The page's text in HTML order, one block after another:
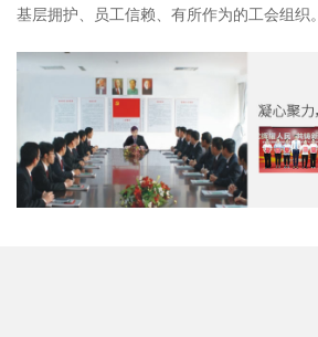
基层拥护、员工信赖、有所作为的工会组织。